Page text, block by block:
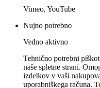
Vimeo, YouTube
Nujno potrebno
Vedno aktivno
Tehnično potrebni
naše spletne strani.
izdelkov v vaši
uporabniškega računa.